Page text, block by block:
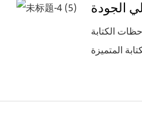
الجودة
الكتابة